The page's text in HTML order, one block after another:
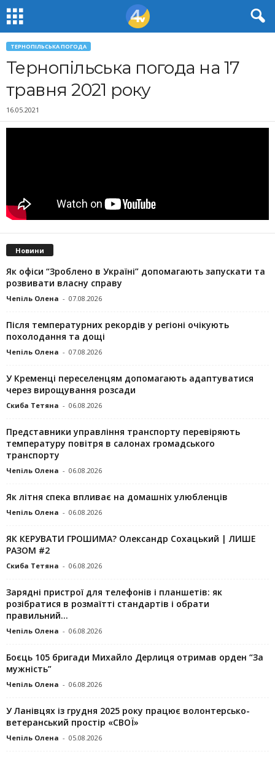
ТЕРНОПІЛЬСЬКА ПОГОДА
Тернопільська погода на 17
травня 2021 року
16.05.2021
Новини
Як офіси “Зроблено в Україні” допомагають запускaти та
розвивати власну справу
Чепіль Олена - 07.08.2026
Після температурних рекордів у регіоні очікують
похолодання та дощі
Чепіль Олена - 07.08.2026
У Кременці переселенцям допомагають адаптуватися
через вирощування розсади
Скиба Тетяна - 06.08.2026
Представники управління транспорту перевіряють
температуру повітря в салонах громадського
транспорту
Чепіль Олена - 06.08.2026
Як літня спека впливає на домашніх улюбленців
Чепіль Олена - 06.08.2026
ЯК КЕРУВАТИ ГРОШИМА? Олександр Сохацький | ЛИШЕ
РАЗОМ #2
Скиба Тетяна - 06.08.2026
Зарядні пристрої для телефонів і планшетів: як
розібратися в розмаїтті стандартів і обрати
правильний...
Чепіль Олена - 06.08.2026
Боєць 105 бригади Михайло Дерлиця отримав орден “За
мужність”
Чепіль Олена - 06.08.2026
У Ланівцях із грудня 2025 року працює волонтерсько-
ветеранський простір «СВОЇ»
Чепіль Олена - 05.08.2026